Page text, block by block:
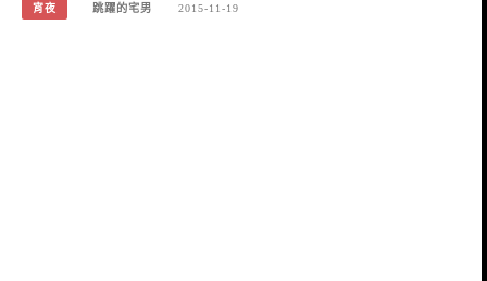
宵夜 跳躍的宅男 2015-11-19